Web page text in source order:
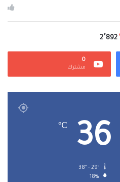
2٬892
0
مشترك
36
℃
18%